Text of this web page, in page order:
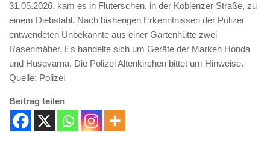
31.05.2026, kam es in Fluterschen, in der Koblenzer Straße, zu
einem Diebstahl. Nach bisherigen Erkenntnissen der Polizei
entwendeten Unbekannte aus einer Gartenhütte zwei
Rasenmäher. Es handelte sich um Geräte der Marken Honda
und Husqvarna. Die Polizei Altenkirchen bittet um Hinweise.
Quelle: Polizei
Beitrag teilen